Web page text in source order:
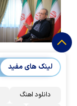
لینک های مفید
دانلود اهنگ